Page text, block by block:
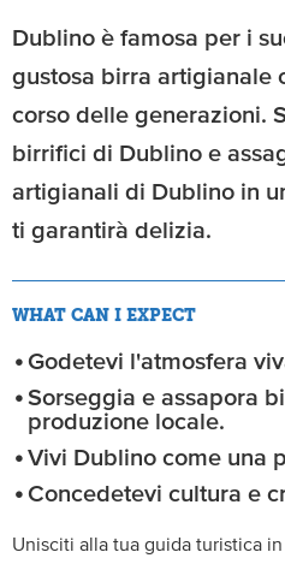
Dublino è famosa per i
gustosa birra artigianale
corso delle generazioni.
birrifici di Dublino e
artigianali di Dublino in
ti garantirà delizia.
WHAT CAN I EXPECT
Godetevi l'atmosfera
Sorseggia e assapora
produzione locale.
Vivi Dublino come una
Concedetevi cultura e
Unisciti alla tua guida turistica